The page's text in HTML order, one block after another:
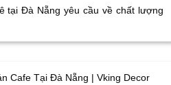
tại Đà Nẵng yêu cầu về chất lượng
Cafe Tại Đà Nẵng | Vking Decor